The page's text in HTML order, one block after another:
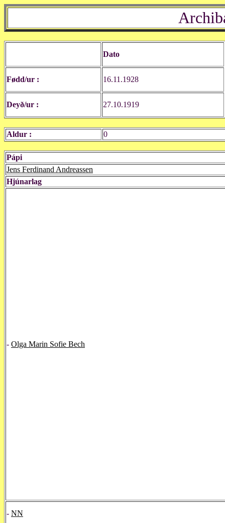
Dato
Fødd/ur : 16.11.1928
Deyð/ur : 27.10.1919
Aldur : 0
Pápi
Jens Ferdinand Andreassen
Hjúnarlag
- Olga Marin Sofie Bech
- NN